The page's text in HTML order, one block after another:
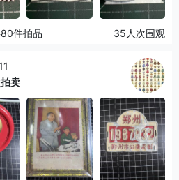
件拍品 35人次围观
卖